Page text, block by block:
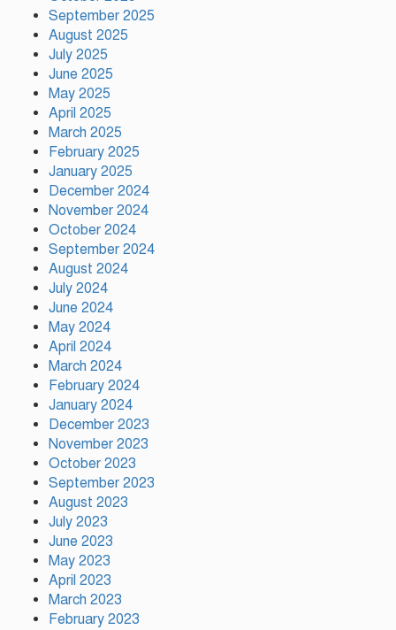
দেশের ২৩তম রাষ্ট্রপতি নির্বাচনের জন্য
প্রার্থী ঘোষণা করেছে ১১-দলীয় জোট
September 2025
August 2025
July 2025
June 2025
May 2025
April 2025
March 2025
February 2025
January 2025
December 2024
November 2024
October 2024
September 2024
August 2024
July 2024
June 2024
May 2024
April 2024
March 2024
February 2024
January 2024
December 2023
November 2023
October 2023
September 2023
August 2023
July 2023
June 2023
May 2023
April 2023
March 2023
February 2023